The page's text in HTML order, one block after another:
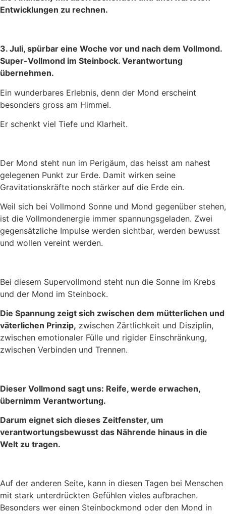
Entwicklungen zu rechnen.
3. Juli, spürbar eine Woche vor und nach dem Vollmond.
Super-Vollmond im Steinbock. Verantwortung
übernehmen.
Ein wunderbares Erlebnis, denn der Mond erscheint
besonders gross am Himmel.
Er schenkt viel Tiefe und Klarheit.
Der Mond steht nun im Perigäum, das heisst am nahest
gelegenen Punkt zur Erde. Damit wirken seine
Gravitationskräfte noch stärker auf die Erde ein.
Weil sich bei Vollmond Sonne und Mond gegenüber stehen,
ist die Vollmondenergie immer spannungsgeladen. Zwei
gegensätzliche Impulse werden sichtbar, werden bewusst
und wollen vereint werden.
Bei diesem Supervollmond steht nun die Sonne im Krebs
und der Mond im Steinbock.
Die Spannung zeigt sich zwischen dem mütterlichen und
väterlichen Prinzip, zwischen Zärtlichkeit und Disziplin,
zwischen emotionaler Fülle und rigider Einschränkung,
zwischen Verbinden und Trennen.
Dieser Vollmond sagt uns: Reife, werde erwachen,
übernimm Verantwortung.
Darum eignet sich dieses Zeitfenster, um
verantwortungsbewusst das Nährende hinaus in die
Welt zu tragen.
Auf der anderen Seite, kann in diesen Tagen bei Menschen
mit stark unterdrückten Gefühlen vieles aufbrachen.
Besonders wer einen Steinbockmond oder den Mond in